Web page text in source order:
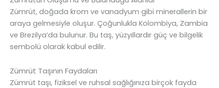
Zümrüt, doğada krom ve vanadyum gibi minerallerin bir
araya gelmesiyle oluşur. Çoğunlukla Kolombiya, Zambia
ve Brezilya’da bulunur. Bu taş, yüzyıllardır güç ve bilgelik
sembolü olarak kabul edilir.
Zümrüt Taşının Faydaları
Zümrüt taşı, fiziksel ve ruhsal sağlığınıza birçok fayda